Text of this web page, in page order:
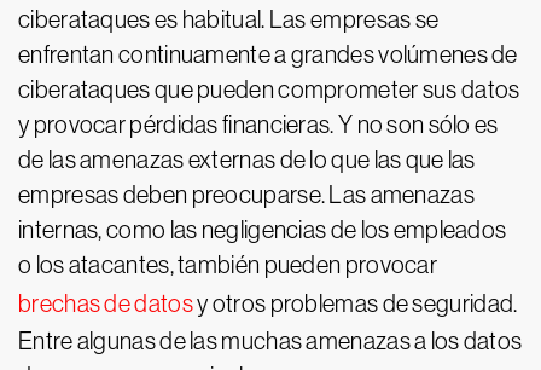
ciberataques es habitual. Las empresas se
enfrentan continuamente a grandes volúmenes de
ciberataques que pueden comprometer sus datos
y provocar pérdidas financieras. Y no son sólo es
de las amenazas externas de lo que las que las
empresas deben preocuparse. Las amenazas
internas, como las negligencias de los empleados
o los atacantes, también pueden provocar
brechas de datosy otros problemas de seguridad.
Entre algunas de las muchas amenazas a los datos